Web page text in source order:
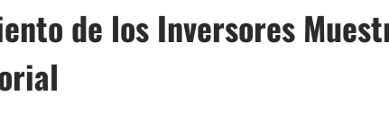
de los Inversores